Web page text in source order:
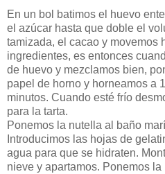
En un bol batimos el huevo
el azúcar hasta que doble el
tamizada, el cacao y movemos
ingredientes, es entonces
de huevo y mezclamos bien,
papel de horno y horneamos a
minutos. Cuando esté frío
para la tarta.
Ponemos la nutella al baño
Introducimos las hojas de
agua para que se hidraten.
nieve y apartamos. Ponemos